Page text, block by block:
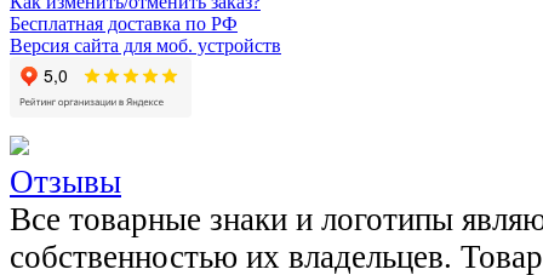
Бесплатная доставка по РФ
Версия сайта для моб. устройств
Отзывы
Все товарные знаки и логотипы
собственностью их владельцев.